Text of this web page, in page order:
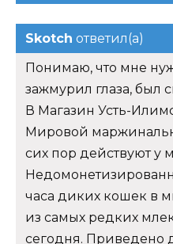
Skotch ответил(а)
Понимаю, что мне
зажмурил глаза, был
В Магазин Усть-
Мировой
сих пор действуют у
часа диких кошек в
из самых редких
сегодня. Приведено